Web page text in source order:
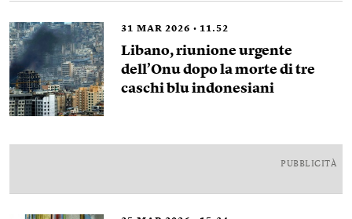
31 MAR 2026 11.52
Libano, riunione urgente
dell’Onu dopo la morte di tre
caschi blu indonesiani
PUBBLICITÀ